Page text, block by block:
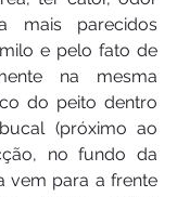
mais parecidos
e pelo fato de
na mesma
do peito dentro
(próximo ao
no fundo da
vem para a frente